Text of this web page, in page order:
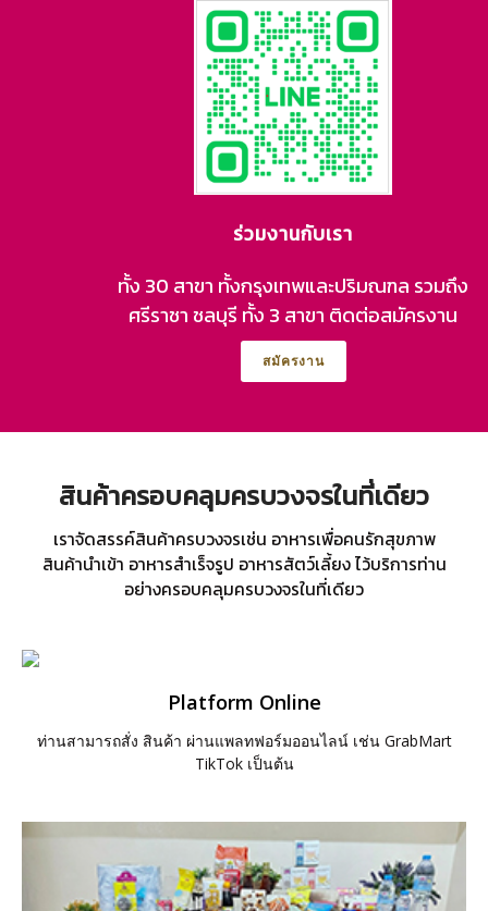
ร่วมงานกับเรา
ทั้ง 30 สาขา ทั้งกรุงเทพและปริมณฑล รวมถึง
ศรีราชา ชลบุรี ทั้ง 3 สาขา ติดต่อสมัครงาน
สมัครงาน
สินค้าครอบคลุมครบวงจรในที่เดียว
เราจัดสรรค์สินค้าครบวงจรเช่น อาหารเพื่อคนรักสุขภาพ
สินค้านำเข้า อาหารสำเร็จรูป อาหารสัตว์เลี้ยง ไว้บริการท่าน
อย่างครอบคลุมครบวงจรในที่เดียว
Platform Online
ท่านสามารถสั่ง สินค้า ผ่านแพลทฟอร์มออนไลน์ เช่น GrabMart
TikTok เป็นต้น